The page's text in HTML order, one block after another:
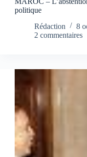
politique
Rédaction
8
2 commentaires